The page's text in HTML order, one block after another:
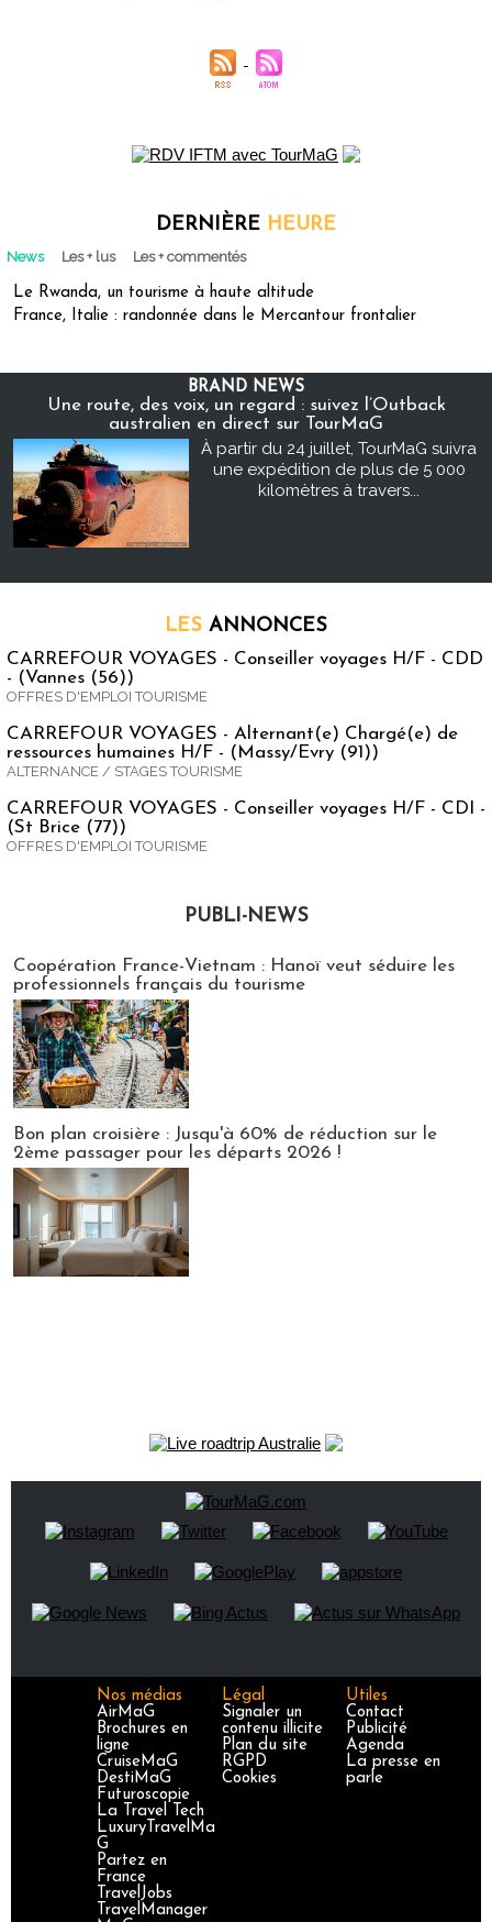
DERNIÈRE HEURE
News Les + lus Les + commentés
Le Rwanda, un tourisme à haute altitude
France, Italie : randonnée dans le Mercantour frontalier
BRAND NEWS
Une route, des voix, un regard : suivez l’Outback
australien en direct sur TourMaG
À partir du 24 juillet, TourMaG suivra
une expédition de plus de 5 000
kilomètres à travers...
LES ANNONCES
CARREFOUR VOYAGES - Conseiller voyages H/F - CDD
- (Vannes (56))
OFFRES D'EMPLOI TOURISME
CARREFOUR VOYAGES - Alternant(e) Chargé(e) de
ressources humaines H/F - (Massy/Evry (91))
ALTERNANCE / STAGES TOURISME
CARREFOUR VOYAGES - Conseiller voyages H/F - CDI -
(St Brice (77))
OFFRES D'EMPLOI TOURISME
PUBLI-NEWS
Coopération France-Vietnam : Hanoï veut séduire les
professionnels français du tourisme
Bon plan croisière : Jusqu'à 60% de réduction sur le
2ème passager pour les départs 2026 !
Nos médias
AirMaG
Brochures en
ligne
CruiseMaG
DestiMaG
Futuroscopie
La Travel Tech
LuxuryTravelMa
G
Partez en
France
TravelJobs
TravelManager
Légal
Signaler un
contenu illicite
Plan du site
RGPD
Cookies
Utiles
Contact
Publicité
Agenda
La presse en
parle